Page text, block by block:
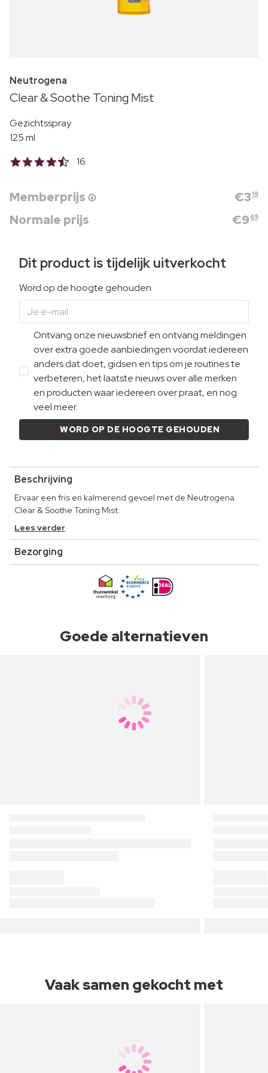
Neutrogena
Clear & Soothe Toning Mist
Gezichtsspray
125 ml
16
Memberprijs €319
Normale prijs €9 69
Dit product is tijdelijk uitverkocht
Word op de hoogte gehouden
Ontvang onze nieuwsbrief en ontvang meldingen
over extra goede aanbiedingen voordat iedereen
anders dat doet, gidsen en tips om je routines te
verbeteren, het laatste nieuws over alle merken
en producten waar iedereen over praat, en nog
veel meer.
WORD OP DE HOOGTE GEHOUDEN
Beschrijving
Ervaar een fris en kalmerend gevoel met de Neutrogena
Clear & Soothe Toning Mist.
Lees verder
Bezorging
Goede alternatieven
Vaak samen gekocht met